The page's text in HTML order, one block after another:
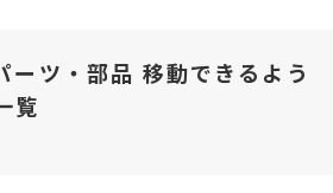
ーツ・部品 移動できるよう
覧